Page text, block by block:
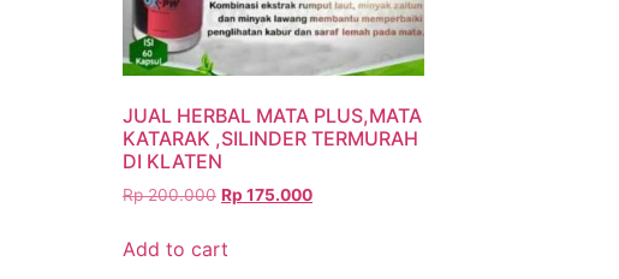
JUAL HERBAL MATA PLUS,MATA
KATARAK ,SILINDER TERMURAH
DI KLATEN
Rp200.000 Rp 175.000
Add to cart